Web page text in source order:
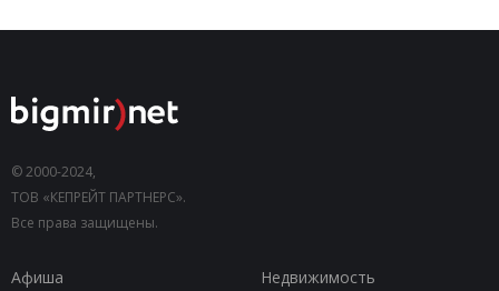
© 2000-2024,
ТОВ «КЕПРЕЙТ ПАРТНЕРС».
Все права защищены.
Афиша
Недвижимость